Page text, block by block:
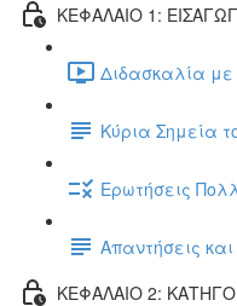
ΚΕΦΑΛΑΙΟ 1:
Διδασκαλία με
Κύρια Σημεία
Ερωτήσεις
Απαντήσεις
ΚΕΦΑΛΑΙΟ 2: